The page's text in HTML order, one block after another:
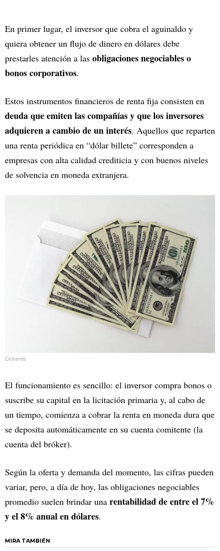
En primer lugar, el inversor que cobra el aguinaldo y
quiera obtener un flujo de dinero en dólares debe
prestarles atención a las obligaciones negociables o
bonos corporativos.
Estos instrumentos financieros de renta fija consisten en
deuda que emiten las compañías y que los inversores
adquieren a cambio de un interés. Aquellos que reparten
una renta periódica en “dólar billete” corresponden a
empresas con alta calidad crediticia y con buenos niveles
de solvencia en moneda extranjera.
Dólares
El funcionamiento es sencillo: el inversor compra bonos o
suscribe su capital en la licitación primaria y, al cabo de
un tiempo, comienza a cobrar la renta en moneda dura que
se deposita automáticamente en su cuenta comitente (la
cuenta del bróker).
Según la oferta y demanda del momento, las cifras pueden
variar, pero, a día de hoy, las obligaciones negociables
promedio suelen brindar una rentabilidad de entre el 7%
y el 8% anual en dólares.
MIRA TAMBIÉN